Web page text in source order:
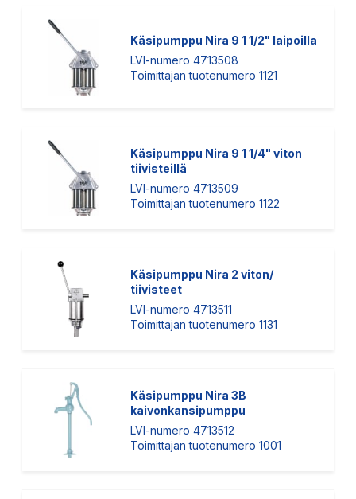
Käsipumppu Nira 9 1 1/2" laipoilla
LVI-numero 4713508
Toimittajan tuotenumero 1121
Käsipumppu Nira 9 1 1/4" viton
tiivisteillä
LVI-numero 4713509
Toimittajan tuotenumero 1122
Käsipumppu Nira 2 viton/
tiivisteet
LVI-numero 4713511
Toimittajan tuotenumero 1131
Käsipumppu Nira 3B
kaivonkansipumppu
LVI-numero 4713512
Toimittajan tuotenumero 1001